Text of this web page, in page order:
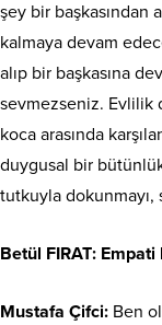
şey bir başkasından
kalmaya devam
alıp bir başkasına
sevmezseniz. Evlilik
koca arasında
duygusal bir
tutkuyla dokunmayı,
Betül FIRAT: Empati
Mustafa Çifci: Ben